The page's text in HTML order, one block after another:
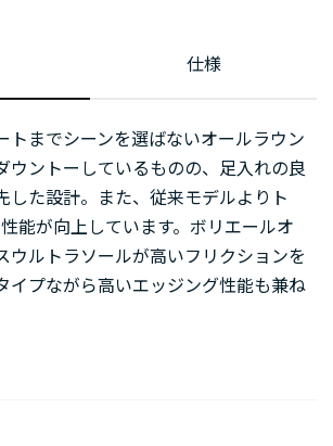
仕様
トまでシーンを選ばないオールラウン
ウントーしているものの、足入れの良
した設計。また、従来モデルよりト
能が向上しています。ボリエールオ
ウルトラソールが高いフリクションを
イプながら高いエッジング性能も兼ね